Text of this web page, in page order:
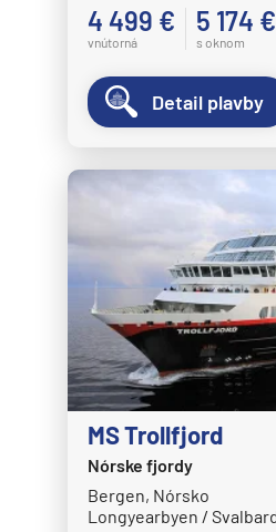
4 499 €
vnútorná
5 174 €
s oknom
Detail plavby
MS Trollfjord
Nórske fjordy
Bergen, Nórsko
Longyearbyen /